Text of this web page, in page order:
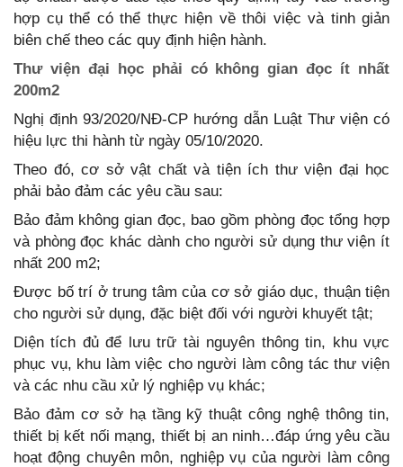
hợp cụ thể có thể thực hiện về thôi việc và tinh giản
biên chế theo các quy định hiện hành.
Thư viện đại học phải có không gian đọc ít nhất
200m2
Nghị định 93/2020/NĐ-CP hướng dẫn Luật Thư viện có
hiệu lực thi hành từ ngày 05/10/2020.
Theo đó, cơ sở vật chất và tiện ích thư viện đại học
phải bảo đảm các yêu cầu sau:
Bảo đảm không gian đọc, bao gồm phòng đọc tổng hợp
và phòng đọc khác dành cho người sử dụng thư viện ít
nhất 200 m2;
Được bố trí ở trung tâm của cơ sở giáo dục, thuận tiện
cho người sử dụng, đặc biệt đối với người khuyết tật;
Diện tích đủ để lưu trữ tài nguyên thông tin, khu vực
phục vụ, khu làm việc cho người làm công tác thư viện
và các nhu cầu xử lý nghiệp vụ khác;
Bảo đảm cơ sở hạ tầng kỹ thuật công nghệ thông tin,
thiết bị kết nối mạng, thiết bị an ninh…đáp ứng yêu cầu
hoạt động chuyên môn, nghiệp vụ của người làm công